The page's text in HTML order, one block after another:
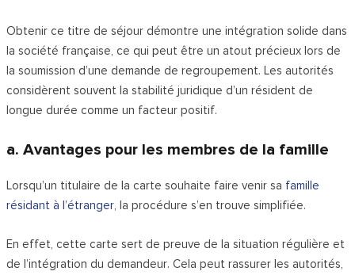
Obtenir ce titre de séjour démontre une intégration solide dans
la société française, ce qui peut être un atout précieux lors de
la soumission d’une demande de regroupement. Les autorités
considèrent souvent la stabilité juridique d’un résident de
longue durée comme un facteur positif.
a. Avantages pour les membres de la famille
Lorsqu’un titulaire de la carte souhaite faire venir sa famille
résidant à l’étranger, la procédure s’en trouve simplifiée.
En effet, cette carte sert de preuve de la situation régulière et
de l’intégration du demandeur. Cela peut rassurer les autorités,